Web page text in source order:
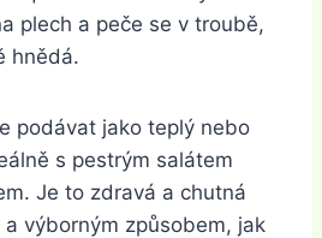
plech a peče se v troubě,
hnědá.
podávat jako teplý nebo
s pestrým salátem
Je to zdravá a chutná
výborným způsobem, jak